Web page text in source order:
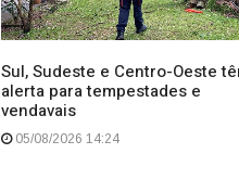
Sul, Sudeste e Centro-Oeste
alerta para tempestades e
vendavais
05/08/2026 14:24